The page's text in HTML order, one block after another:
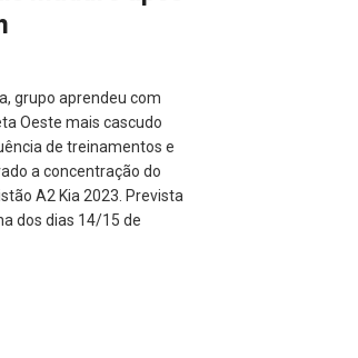
grupo aprendeu com
Oeste mais cascudo
de treinamentos e
a concentração do
A2 Kia 2023. Prevista
dos dias 14/15 de